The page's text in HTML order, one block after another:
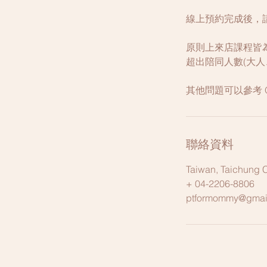
線上預約完成後，
原則上來店課程皆
超出陪同人數(大
其他問題可以參考
聯絡資料
Taiwan, Taichung
+ 04-2206-8806